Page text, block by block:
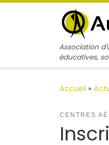
Passer au contenu
Association
éducatives,
Accueil »
CENTRES